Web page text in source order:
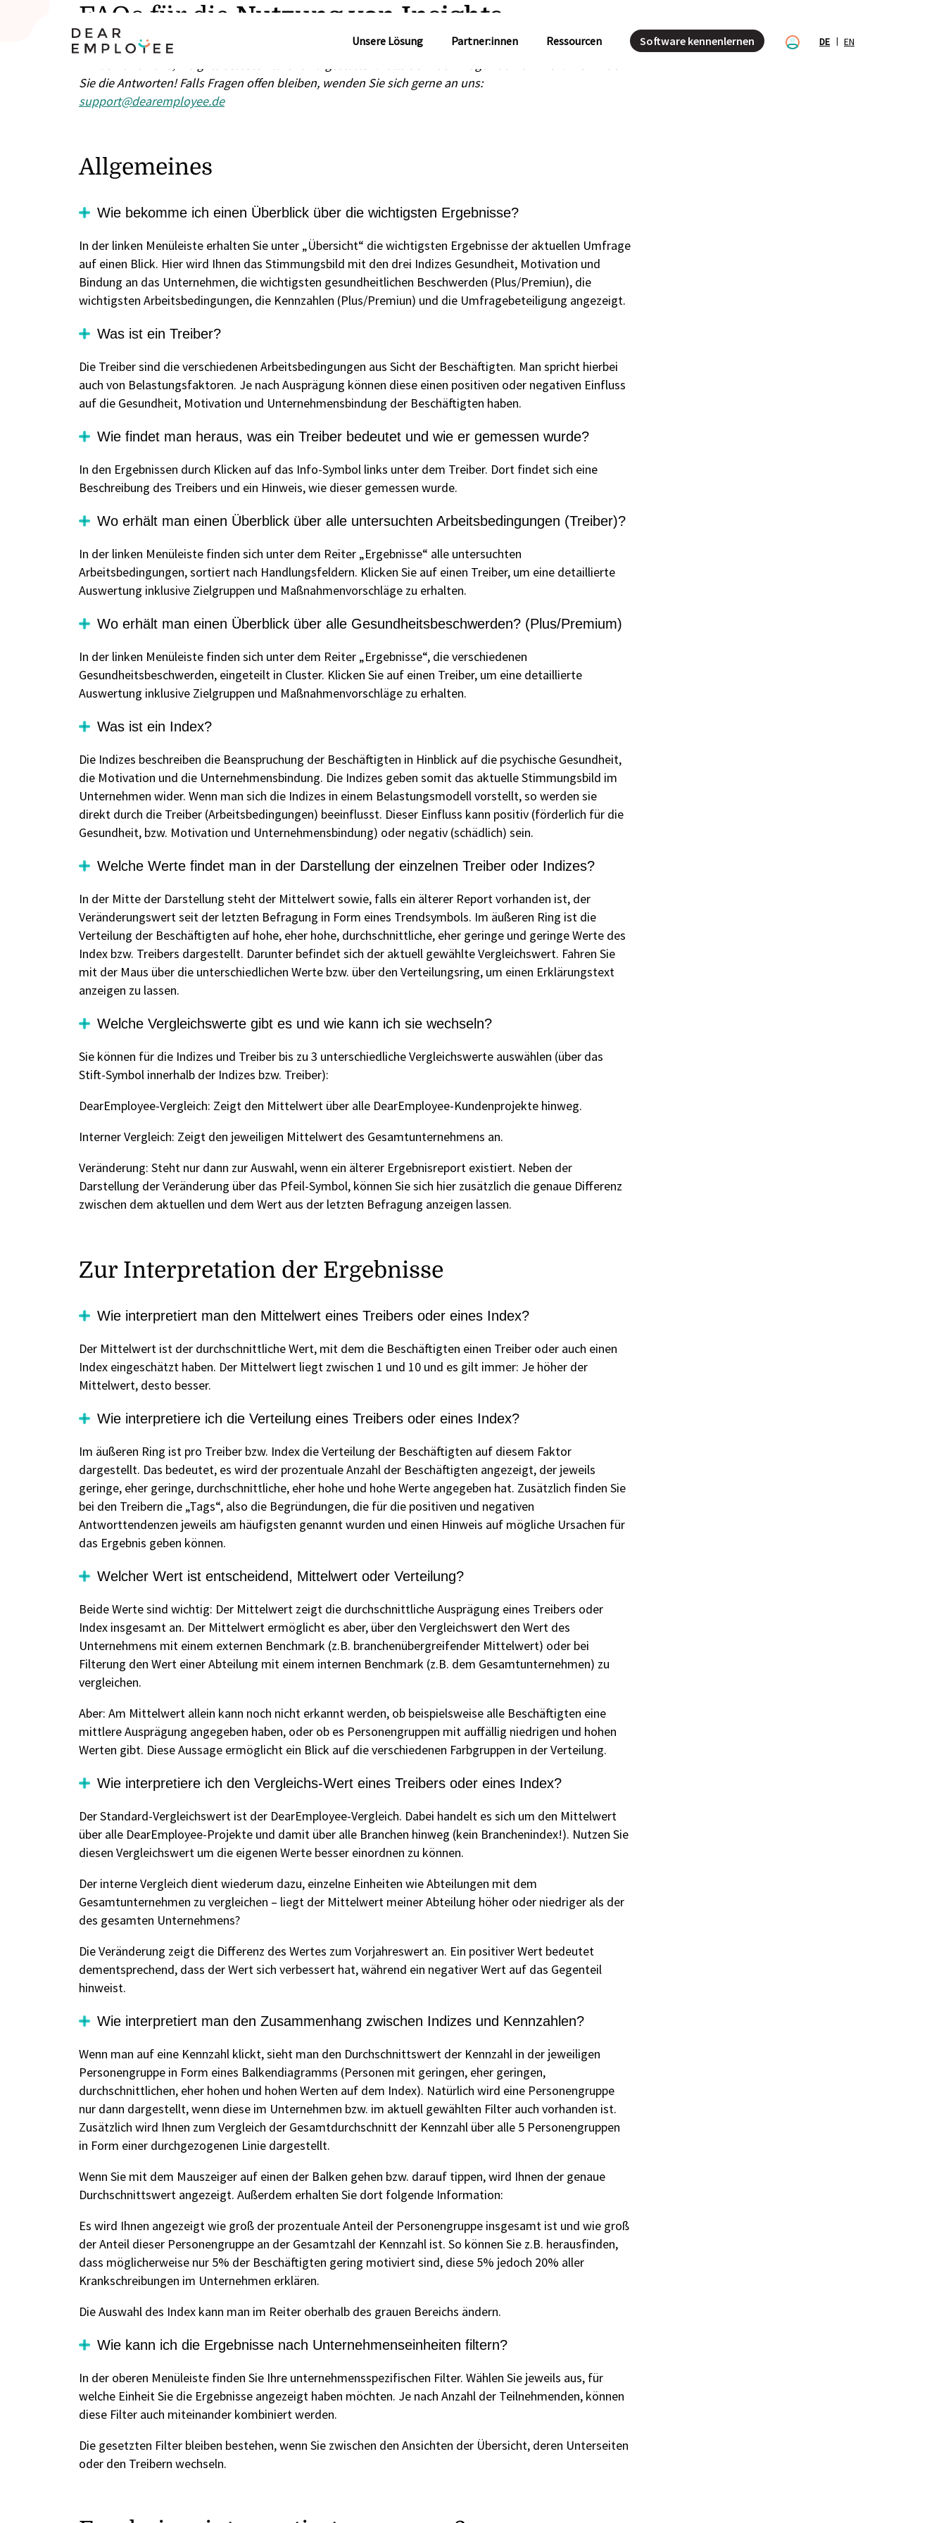
Unsere Lösung Partner:innen Ressourcen Software kennenlernen DE EN
FAQs für die Nutzung von Insights
Sie die Antworten! Falls Fragen offen bleiben, wenden Sie sich gerne an uns:
support@dearemployee.de
Allgemeines
Wie bekomme ich einen Überblick über die wichtigsten Ergebnisse?
In der linken Menüleiste erhalten Sie unter „Übersicht“ die wichtigsten Ergebnisse der aktuellen Umfrage
auf einen Blick. Hier wird Ihnen das Stimmungsbild mit den drei Indizes Gesundheit, Motivation und
Bindung an das Unternehmen, die wichtigsten gesundheitlichen Beschwerden (Plus/Premiun), die
wichtigsten Arbeitsbedingungen, die Kennzahlen (Plus/Premiun) und die Umfragebeteiligung angezeigt.
Was ist ein Treiber?
Die Treiber sind die verschiedenen Arbeitsbedingungen aus Sicht der Beschäftigten. Man spricht hierbei
auch von Belastungsfaktoren. Je nach Ausprägung können diese einen positiven oder negativen Einfluss
auf die Gesundheit, Motivation und Unternehmensbindung der Beschäftigten haben.
Wie findet man heraus, was ein Treiber bedeutet und wie er gemessen wurde?
In den Ergebnissen durch Klicken auf das Info-Symbol links unter dem Treiber. Dort findet sich eine
Beschreibung des Treibers und ein Hinweis, wie dieser gemessen wurde.
Wo erhält man einen Überblick über alle untersuchten Arbeitsbedingungen (Treiber)?
In der linken Menüleiste finden sich unter dem Reiter „Ergebnisse“ alle untersuchten
Arbeitsbedingungen, sortiert nach Handlungsfeldern. Klicken Sie auf einen Treiber, um eine detaillierte
Auswertung inklusive Zielgruppen und Maßnahmenvorschläge zu erhalten.
Wo erhält man einen Überblick über alle Gesundheitsbeschwerden? (Plus/Premium)
In der linken Menüleiste finden sich unter dem Reiter „Ergebnisse“, die verschiedenen
Gesundheitsbeschwerden, eingeteilt in Cluster. Klicken Sie auf einen Treiber, um eine detaillierte
Auswertung inklusive Zielgruppen und Maßnahmenvorschläge zu erhalten.
Was ist ein Index?
Die Indizes beschreiben die Beanspruchung der Beschäftigten in Hinblick auf die psychische Gesundheit,
die Motivation und die Unternehmensbindung. Die Indizes geben somit das aktuelle Stimmungsbild im
Unternehmen wider. Wenn man sich die Indizes in einem Belastungsmodell vorstellt, so werden sie
direkt durch die Treiber (Arbeitsbedingungen) beeinflusst. Dieser Einfluss kann positiv (förderlich für die
Gesundheit, bzw. Motivation und Unternehmensbindung) oder negativ (schädlich) sein.
Welche Werte findet man in der Darstellung der einzelnen Treiber oder Indizes?
In der Mitte der Darstellung steht der Mittelwert sowie, falls ein älterer Report vorhanden ist, der
Veränderungswert seit der letzten Befragung in Form eines Trendsymbols. Im äußeren Ring ist die
Verteilung der Beschäftigten auf hohe, eher hohe, durchschnittliche, eher geringe und geringe Werte des
Index bzw. Treibers dargestellt. Darunter befindet sich der aktuell gewählte Vergleichswert. Fahren Sie
mit der Maus über die unterschiedlichen Werte bzw. über den Verteilungsring, um einen Erklärungstext
anzeigen zu lassen.
Welche Vergleichswerte gibt es und wie kann ich sie wechseln?
Sie können für die Indizes und Treiber bis zu 3 unterschiedliche Vergleichswerte auswählen (über das
Stift-Symbol innerhalb der Indizes bzw. Treiber):
DearEmployee-Vergleich: Zeigt den Mittelwert über alle DearEmployee-Kundenprojekte hinweg.
Interner Vergleich: Zeigt den jeweiligen Mittelwert des Gesamtunternehmens an.
Veränderung: Steht nur dann zur Auswahl, wenn ein älterer Ergebnisreport existiert. Neben der
Darstellung der Veränderung über das Pfeil-Symbol, können Sie sich hier zusätzlich die genaue Differenz
zwischen dem aktuellen und dem Wert aus der letzten Befragung anzeigen lassen.
Zur Interpretation der Ergebnisse
Wie interpretiert man den Mittelwert eines Treibers oder eines Index?
Der Mittelwert ist der durchschnittliche Wert, mit dem die Beschäftigten einen Treiber oder auch einen
Index eingeschätzt haben. Der Mittelwert liegt zwischen 1 und 10 und es gilt immer: Je höher der
Mittelwert, desto besser.
Wie interpretiere ich die Verteilung eines Treibers oder eines Index?
Im äußeren Ring ist pro Treiber bzw. Index die Verteilung der Beschäftigten auf diesem Faktor
dargestellt. Das bedeutet, es wird der prozentuale Anzahl der Beschäftigten angezeigt, der jeweils
geringe, eher geringe, durchschnittliche, eher hohe und hohe Werte angegeben hat. Zusätzlich finden Sie
bei den Treibern die „Tags“, also die Begründungen, die für die positiven und negativen
Antworttendenzen jeweils am häufigsten genannt wurden und einen Hinweis auf mögliche Ursachen für
das Ergebnis geben können.
Welcher Wert ist entscheidend, Mittelwert oder Verteilung?
Beide Werte sind wichtig: Der Mittelwert zeigt die durchschnittliche Ausprägung eines Treibers oder
Index insgesamt an. Der Mittelwert ermöglicht es aber, über den Vergleichswert den Wert des
Unternehmens mit einem externen Benchmark (z.B. branchenübergreifender Mittelwert) oder bei
Filterung den Wert einer Abteilung mit einem internen Benchmark (z.B. dem Gesamtunternehmen) zu
vergleichen.
Aber: Am Mittelwert allein kann noch nicht erkannt werden, ob beispielsweise alle Beschäftigten eine
mittlere Ausprägung angegeben haben, oder ob es Personengruppen mit auffällig niedrigen und hohen
Werten gibt. Diese Aussage ermöglicht ein Blick auf die verschiedenen Farbgruppen in der Verteilung.
Wie interpretiere ich den Vergleichs-Wert eines Treibers oder eines Index?
Der Standard-Vergleichswert ist der DearEmployee-Vergleich. Dabei handelt es sich um den Mittelwert
über alle DearEmployee-Projekte und damit über alle Branchen hinweg (kein Branchenindex!). Nutzen Sie
diesen Vergleichswert um die eigenen Werte besser einordnen zu können.
Der interne Vergleich dient wiederum dazu, einzelne Einheiten wie Abteilungen mit dem
Gesamtunternehmen zu vergleichen – liegt der Mittelwert meiner Abteilung höher oder niedriger als der
des gesamten Unternehmens?
Die Veränderung zeigt die Differenz des Wertes zum Vorjahreswert an. Ein positiver Wert bedeutet
dementsprechend, dass der Wert sich verbessert hat, während ein negativer Wert auf das Gegenteil
hinweist.
Wie interpretiert man den Zusammenhang zwischen Indizes und Kennzahlen?
Wenn man auf eine Kennzahl klickt, sieht man den Durchschnittswert der Kennzahl in der jeweiligen
Personengruppe in Form eines Balkendiagramms (Personen mit geringen, eher geringen,
durchschnittlichen, eher hohen und hohen Werten auf dem Index). Natürlich wird eine Personengruppe
nur dann dargestellt, wenn diese im Unternehmen bzw. im aktuell gewählten Filter auch vorhanden ist.
Zusätzlich wird Ihnen zum Vergleich der Gesamtdurchschnitt der Kennzahl über alle 5 Personengruppen
in Form einer durchgezogenen Linie dargestellt.
Wenn Sie mit dem Mauszeiger auf einen der Balken gehen bzw. darauf tippen, wird Ihnen der genaue
Durchschnittswert angezeigt. Außerdem erhalten Sie dort folgende Information:
Es wird Ihnen angezeigt wie groß der prozentuale Anteil der Personengruppe insgesamt ist und wie groß
der Anteil dieser Personengruppe an der Gesamtzahl der Kennzahl ist. So können Sie z.B. herausfinden,
dass möglicherweise nur 5% der Beschäftigten gering motiviert sind, diese 5% jedoch 20% aller
Krankschreibungen im Unternehmen erklären.
Die Auswahl des Index kann man im Reiter oberhalb des grauen Bereichs ändern.
Wie kann ich die Ergebnisse nach Unternehmenseinheiten filtern?
In der oberen Menüleiste finden Sie Ihre unternehmensspezifischen Filter. Wählen Sie jeweils aus, für
welche Einheit Sie die Ergebnisse angezeigt haben möchten. Je nach Anzahl der Teilnehmenden, können
diese Filter auch miteinander kombiniert werden.
Die gesetzten Filter bleiben bestehen, wenn Sie zwischen den Ansichten der Übersicht, deren Unterseiten
oder den Treibern wechseln.